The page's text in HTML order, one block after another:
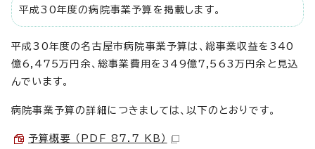
平成30年度の病院事業予算を掲載します。
平成30年度の名古屋市病院事業予算は、総事業収益を340
億6,475万円余、総事業費用を349億7,563万円余と見込
んでいます。
病院事業予算の詳細につきましては、以下のとおりです。
予算概要 （PDF 87.7 KB）